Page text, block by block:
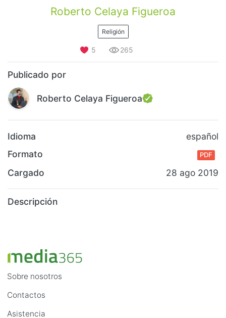
Roberto Celaya Figueroa
Religión
5 265
Publicado por
Roberto Celaya Figueroa
Idioma
español
Formato
PDF
Cargado 28 ago 2019
Descripción
Sobre nosotros
Contactos
Asistencia